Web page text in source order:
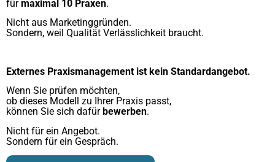
fürmaximal 10 Praxen.
Nicht aus Marketinggründen.
Sondern, weil Qualität Verlässlichkeit braucht.
Externes Praxismanagement ist kein Standardangebot.
Wenn Sie prüfen möchten,
ob dieses Modell zu Ihrer Praxis passt,
können Sie sich dafür bewerben.
Nicht für ein Angebot.
Sondern für ein Gespräch.